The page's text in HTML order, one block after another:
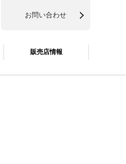
お問い合わせ
販売店情報